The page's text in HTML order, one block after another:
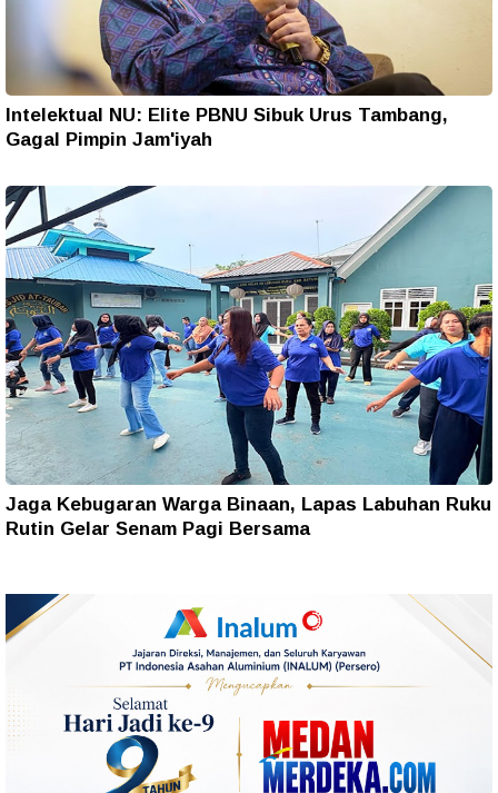
Intelektual NU: Elite PBNU Sibuk Urus Tambang,
Gagal Pimpin Jam'iyah
Jaga Kebugaran Warga Binaan, Lapas Labuhan Ruku
Rutin Gelar Senam Pagi Bersama